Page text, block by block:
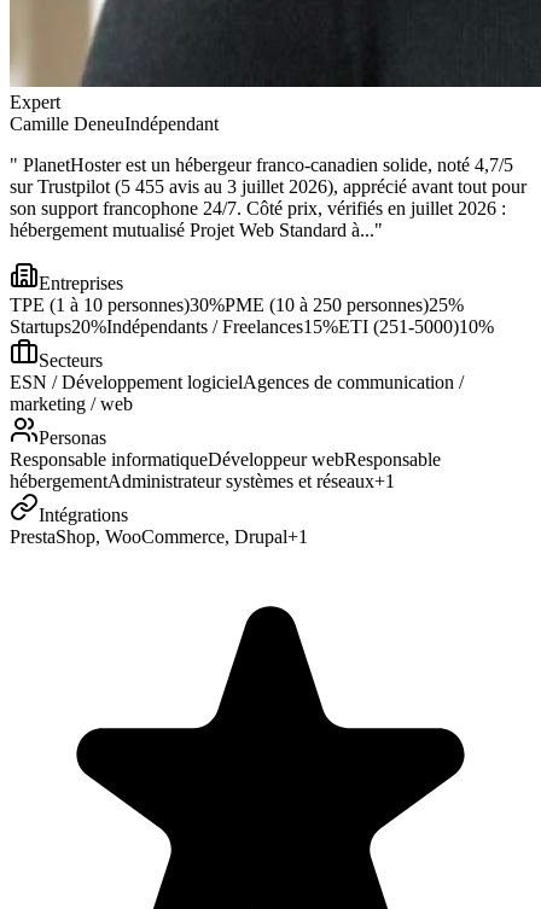
Expert
Camille DeneuIndépendant
" PlanetHoster est un hébergeur franco-canadien solide, noté 4,7/5
sur Trustpilot (5 455 avis au 3 juillet 2026), apprécié avant tout pour
son support francophone 24/7. Côté prix, vérifiés en juillet 2026 :
hébergement mutualisé Projet Web Standard à..."
Entreprises
TPE (1 à 10 personnes)30%PME (10 à 250 personnes)25%
Startups20%Indépendants / Freelances15%ETI (251-5000)10%
Secteurs
ESN / Développement logicielAgences de communication /
marketing / web
Personas
Responsable informatiqueDéveloppeur webResponsable
hébergementAdministrateur systèmes et réseaux+1
Intégrations
PrestaShop, WooCommerce, Drupal+1